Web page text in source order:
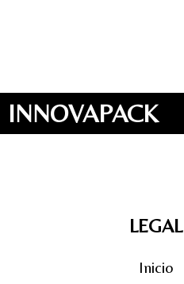
INNOVAPACK
LEGAL
Inicio